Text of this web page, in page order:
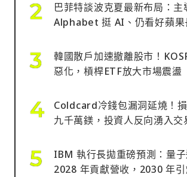
巴菲特談波克夏最新布局：主
Alphabet 挺 AI、仍看好蘋果
韓國散戶加速撤離股市！
惡化，槓桿ETF放大市場震盪
Coldcard冷錢包漏洞延燒！
九千萬鎂，投資人反向湧入交
IBM 執行長拋重磅預測：量
2028 年貢獻營收，2030 年